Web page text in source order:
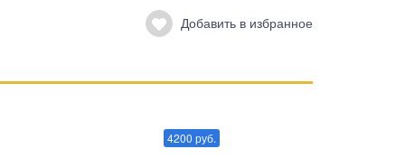
Добавить в избранное
4200 руб.